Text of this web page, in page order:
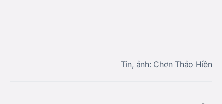
Tin, ảnh: Chơn Thảo Hiền